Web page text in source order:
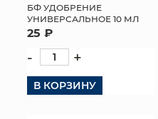
БФ УДОБРЕНИЕ
УНИВЕРСАЛЬНОЕ 10 МЛ
25 ₽
- +
В КОРЗИНУ